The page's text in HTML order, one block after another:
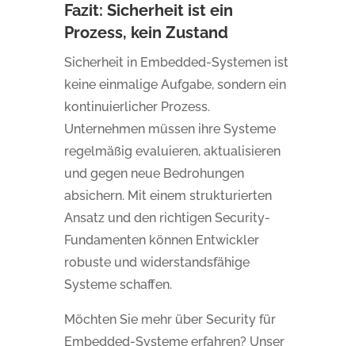
Fazit: Sicherheit ist ein
Prozess, kein Zustand
Sicherheit in Embedded-Systemen ist
keine einmalige Aufgabe, sondern ein
kontinuierlicher Prozess.
Unternehmen müssen ihre Systeme
regelmäßig evaluieren, aktualisieren
und gegen neue Bedrohungen
absichern. Mit einem strukturierten
Ansatz und den richtigen Security-
Fundamenten können Entwickler
robuste und widerstandsfähige
Systeme schaffen.
Möchten Sie mehr über Security für
Embedded-Systeme erfahren? Unser